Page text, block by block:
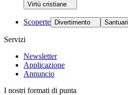
Virtù cristiane
Scoperte Divertimento Santuari
Servizi
Newsletter
Applicazione
Annuncio
I nostri formati di punta